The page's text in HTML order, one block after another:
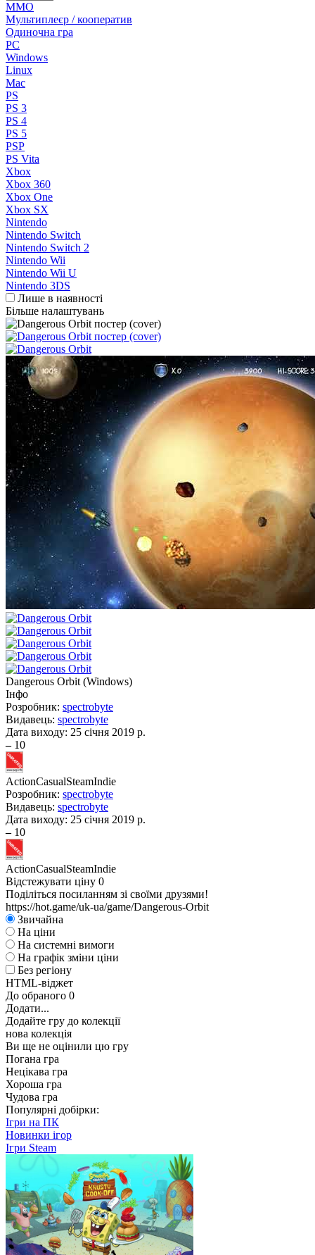
MMO
Мультиплеєр / кооператив
Одиночна гра
PC
Windows
Linux
Mac
PS
PS 3
PS 4
PS 5
PSP
PS Vita
Xbox
Xbox 360
Xbox One
Xbox SX
Nintendo
Nintendo Switch
Nintendo Switch 2
Nintendo Wii
Nintendo Wii U
Nintendo 3DS
Лише в наявності
Більше налаштувань
Dangerous Orbit (Windows)
Інфо
Розробник: spectrobyte
Видавець: spectrobyte
Дата виходу: 25 січня 2019 р.
– 10
ActionCasualSteamIndie
Розробник: spectrobyte
Видавець: spectrobyte
Дата виходу: 25 січня 2019 р.
– 10
ActionCasualSteamIndie
Відстежувати ціну 0
Поділіться посиланням зі своїми друзями!
https://hot.game/uk-ua/game/Dangerous-Orbit
Звичайна
На ціни
На системні вимоги
На графік зміни ціни
Без регіону
HTML-віджет
До обраного 0
Додати...
Додайте гру до колекції
нова колекція
Ви ще не оцінили цю гру
Погана гра
Нецікава гра
Хороша гра
Чудова гра
Популярні добірки:
Ігри на ПК
Новинки ігор
Ігри Steam